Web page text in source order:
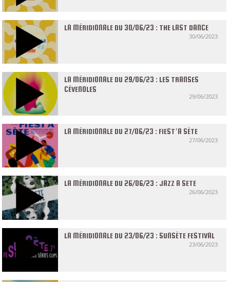
LA MÉRIDIONALE DU 30/06/23 : THE LAST DANCE
30/06/2023
LA MÉRIDIONALE DU 29/06/23 : LES TRANSES
CÉVENOLES
29/06/2023
LA MÉRIDIONALE DU 27/06/23 : FIEST’A SÈTE
27/06/2023
LA MÉRIDIONALE DU 26/06/23 : JAZZ A SETE
26/06/2023
LA MÉRIDIONALE DU 23/06/23 : SUNSÈTE FESTIVAL
23/06/2023